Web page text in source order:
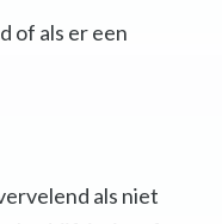
of als er een
als niet